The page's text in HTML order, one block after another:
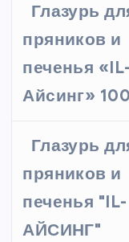
Глазурь
пряников и
печенья «IL-
Айсинг»
Глазурь
пряников и
печенья "IL-
АЙСИНГ"